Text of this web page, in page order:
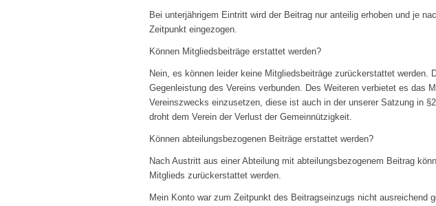
Bei unterjährigem Eintritt wird der Beitrag nur anteilig erhoben und je
Zeitpunkt eingezogen.
Können Mitgliedsbeiträge erstattet werden?
Nein, es können leider keine Mitgliedsbeiträge zurückerstattet
Gegenleistung des Vereins verbunden. Des Weiteren verbietet es das
Vereinszwecks einzusetzen, diese ist auch in der unserer Satzung in
droht dem Verein der Verlust der Gemeinnützigkeit.
Können abteilungsbezogenen Beiträge erstattet werden?
Nach Austritt aus einer Abteilung mit abteilungsbezogenem Beitrag
Mitglieds zurückerstattet werden.
Mein Konto war zum Zeitpunkt des Beitragseinzugs nicht